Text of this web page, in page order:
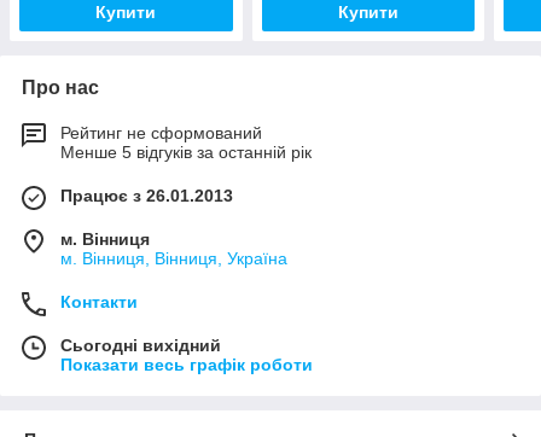
Купити Купити
Про нас
Рейтинг не сформований
Менше 5 відгуків за останній рік
Працює з 26.01.2013
м. Вінниця
м. Вінниця, Вінниця, Україна
Контакти
Сьогодні вихідний
Показати весь графік роботи